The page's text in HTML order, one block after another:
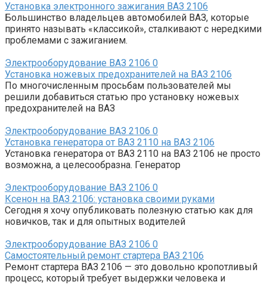
Установка электронного зажигания ВАЗ 2106
Большинство владельцев автомобилей ВАЗ, которые
принято называть «классикой», сталкивают с нередкими
проблемами с зажиганием.
Электрооборудование ВАЗ 2106 0
Установка ножевых предохранителей на ВАЗ 2106
По многочисленным просьбам пользователей мы
решили добавиться статью про установку ножевых
предохранителей на ВАЗ
Электрооборудование ВАЗ 2106 0
Установка генератора от ВАЗ 2110 на ВАЗ 2106
Установка генератора от ВАЗ 2110 на ВАЗ 2106 не просто
возможна, а целесообразна. Генератор
Электрооборудование ВАЗ 2106 0
Ксенон на ВАЗ 2106: установка своими руками
Сегодня я хочу опубликовать полезную статью как для
новичков, так и для опытных водителей
Электрооборудование ВАЗ 2106 0
Самостоятельный ремонт стартера ВАЗ 2106
Ремонт стартера ВАЗ 2106 — это довольно кропотливый
процесс, который требует выдержки человека и